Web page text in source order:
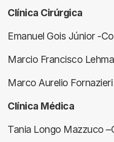
Clínica Cirúrgica
Emanuel Gois Júnior -
Marcio Francisco
Marco Aurelio
Clínica Médica
Tania Longo Mazzuco